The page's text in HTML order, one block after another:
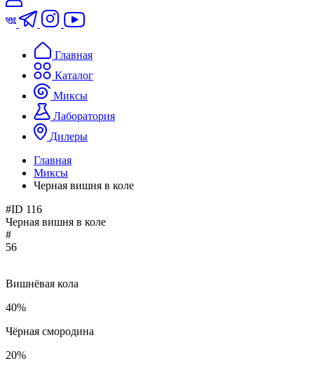
Главная
Каталог
Миксы
Лаборатория
Дилеры
Главная
Миксы
Черная вишня в коле
#ID 116
Черная вишня в коле
#
56
Вишнёвая кола
40%
Чёрная смородина
20%